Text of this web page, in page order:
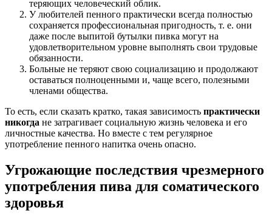
теряющих человеческий облик.
У любителей пенного практически всегда полностью
сохраняется профессиональная пригодность, т. е. они
даже после выпитой бутылки пивка могут на
удовлетворительном уровне выполнять свои трудовые
обязанности.
Больные не теряют свою социализацию и продолжают
оставаться полноценными и, чаще всего, полезными
членами общества.
То есть, если сказать кратко, такая зависимость практически
никогда не затрагивает социальную жизнь человека и его
личностные качества. Но вместе с тем регулярное
употребление пенного напитка очень опасно.
Угрожающие последствия чрезмерного
употребления пива для соматического
здоровья